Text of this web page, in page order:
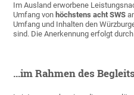
Im Ausland erworbene
Umfang von höchstens acht SWS
Umfang und Inhalten den
sind. Die Anerkennung erfolgt
…im Rahmen des